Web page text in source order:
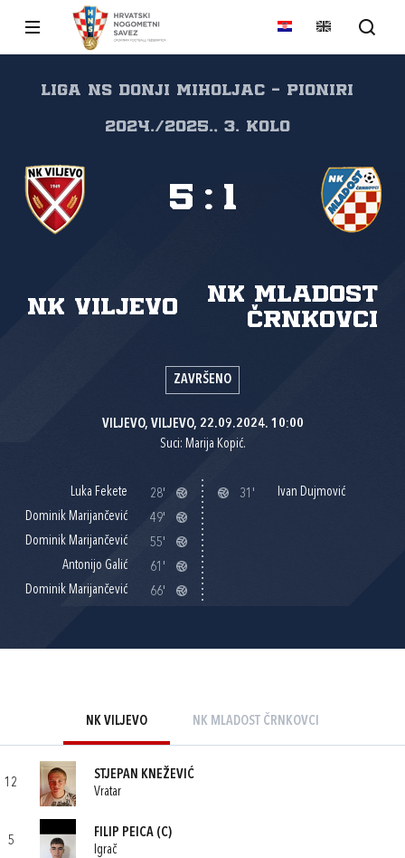
Liga NS Donji Miholjac - Pioniri
2024./2025., 3. kolo
NK Viljevo
NK Mladost
Črnkovci
5 : 1
ZAVRŠENO
VILJEVO, VILJEVO, 22.09.2024. 10:00
Suci: Marija Kopić.
Luka Fekete
28'
Dominik Marijančević
49'
Dominik Marijančević
55'
Antonijo Galić
61'
Dominik Marijančević
66'
31' Ivan Dujmović
NK VILJEVO NK MLADOST ČRNKOVCI
12
STJEPAN KNEŽEVIĆ
Vratar
5
FILIP PEICA (C)
Igrač